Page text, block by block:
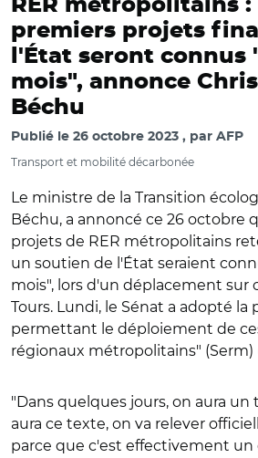
RER métropolitains :
premiers projets
l'État seront connus
mois", annonce
Béchu
Publié le 26 octobre 2023 par AFP
Transport et mobilité décarbonée
Le ministre de la Transition
Béchu, a annoncé ce 26 octobre
projets de RER métropolitains
un soutien de l'État seraient
mois", lors d'un déplacement sur
Tours. Lundi, le Sénat a adopté la
permettant le déploiement de
régionaux métropolitains" (Serm)
"Dans quelques jours, on aura
aura ce texte, on va relever
parce que c'est effectivement un